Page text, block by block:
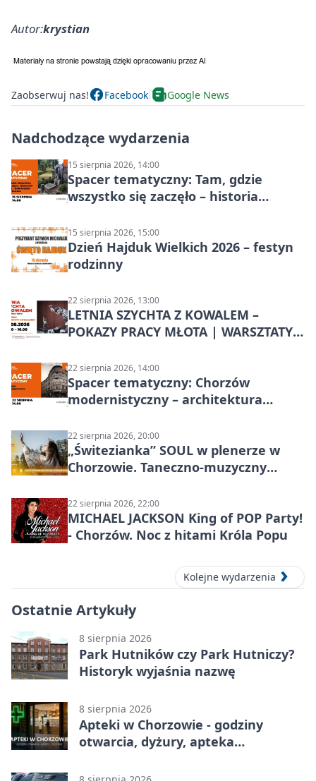
Autor:krystian
Zaobserwuj nas! Facebook Google News
Nadchodzące wydarzenia
15 sierpnia 2026, 14:00
Spacer tematyczny: Tam, gdzie
wszystko się zaczęło – historia
15 sierpnia 2026, 15:00
Dzień Hajduk Wielkich 2026 – festyn
rodzinny
22 sierpnia 2026, 13:00
LETNIA SZYCHTA Z KOWALEM –
POKAZY PRACY MŁOTA | WARSZTATY
22 sierpnia 2026, 14:00
Spacer tematyczny: Chorzów
modernistyczny – architektura
22 sierpnia 2026, 20:00
„Świtezianka” SOUL w plenerze w
Chorzowie. Taneczno-muzyczny
22 sierpnia 2026, 22:00
MICHAEL JACKSON King of POP Party!
- Chorzów. Noc z hitami Króla Popu
Kolejne wydarzenia
Ostatnie Artykuły
8 sierpnia 2026
Park Hutników czy Park Hutniczy?
Historyk wyjaśnia nazwę
8 sierpnia 2026
Apteki w Chorzowie - godziny
otwarcia, dyżury, apteka